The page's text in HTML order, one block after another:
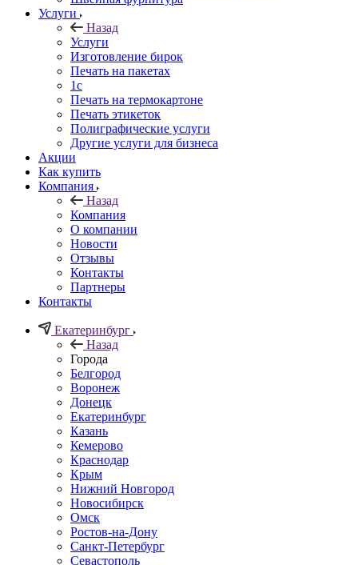
Услуги
Назад
Услуги
Изготовление бирок
Печать на пакетах
1c
Печать на термокартоне
Печать этикеток
Полиграфические услуги
Другие услуги для бизнеса
Акции
Как купить
Компания
Назад
Компания
О компании
Новости
Отзывы
Контакты
Партнеры
Контакты
Екатеринбург
Назад
Города
Белгород
Воронеж
Донецк
Екатеринбург
Казань
Кемерово
Краснодар
Крым
Нижний Новгород
Новосибирск
Омск
Ростов-на-Дону
Санкт-Петербург
Севастополь